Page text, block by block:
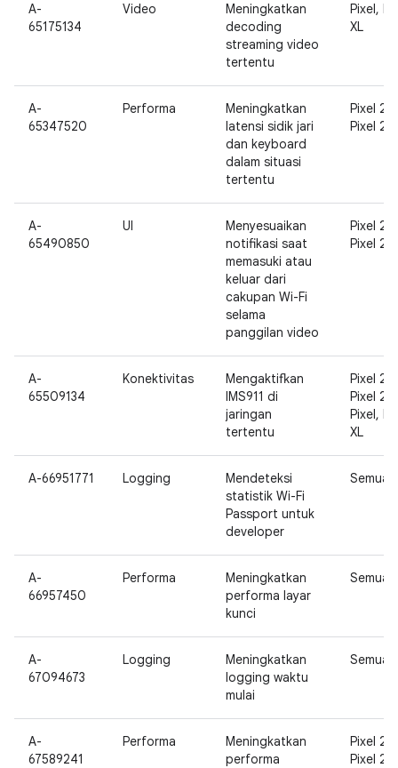
A-
65175134
Video
Meningkatkan
decoding
streaming video
tertentu
Pixel,
XL
A-
65347520
Performa
Meningkatkan
latensi sidik jari
dan keyboard
dalam situasi
tertentu
Pixel 2,
Pixel 2
A-
65490850
UI
Menyesuaikan
notifikasi saat
memasuki atau
keluar dari
cakupan Wi-Fi
selama
panggilan video
Pixel 2,
Pixel 2
A-
65509134
Konektivitas
Mengaktifkan
IMS911 di
jaringan
tertentu
Pixel 2,
Pixel 2
Pixel,
XL
A-66951771 Logging
Mendeteksi
statistik Wi-Fi
Passport untuk
developer
Semua
A-
66957450
Performa
Meningkatkan
performa layar
kunci
Semua
A-
67094673
Logging
Meningkatkan
logging waktu
mulai
Semua
A-
67589241
Performa
Meningkatkan
performa
Pixel 2,
Pixel 2